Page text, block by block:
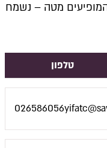
המופיעים מטה – נשמח
טלפון
026586056